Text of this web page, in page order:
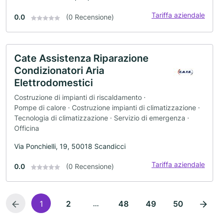
0.0 (0 Recensione) Tariffa aziendale
Cate Assistenza Riparazione
Condizionatori Aria
Elettrodomestici
Costruzione di impianti di riscaldamento ·
Pompe di calore · Costruzione impianti di climatizzazione ·
Tecnologia di climatizzazione · Servizio di emergenza ·
Officina
Via Ponchielli, 19, 50018 Scandicci
0.0 (0 Recensione) Tariffa aziendale
1 2 ... 48 49 50